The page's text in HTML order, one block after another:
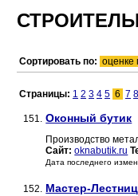
Сортировать по: оценке
Страницы: 1 2 3 4 5 6 7 8
151. Оконный бутик
Производство
Сайт: oknabutik.ru
Дата последнего
152. Мастер-